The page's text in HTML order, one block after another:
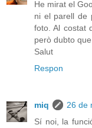
He mirat el
ni el parell de
foto. Al costat
però dubto
Salut
Respon
miq
26 de
Sí noi, la